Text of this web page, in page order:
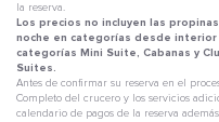
la reserva.
Los precios no incluyen las
noche en categorías desde interior
categorías Mini Suite, Cabanas y
Suites.
Antes de confirmar su reserva en el
Completo del crucero y los servicios
calendario de pagos de la reserva